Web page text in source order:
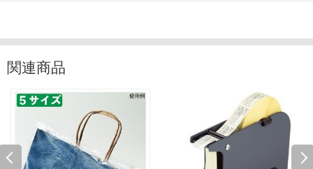
関連商品